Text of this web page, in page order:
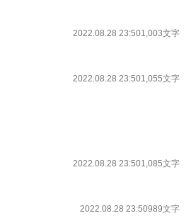
2022.08.28 23:501,003文字
2022.08.28 23:501,055文字
2022.08.28 23:501,085文字
2022.08.28 23:50989文字